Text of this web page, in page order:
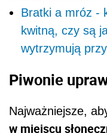
Bratki a mróz -
kwitną, czy są
wytrzymują
Piwonie
Najważniejsze,
w miejscu